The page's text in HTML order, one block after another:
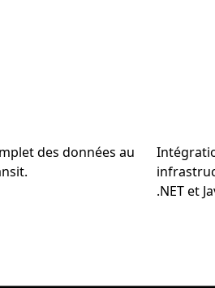
des données au
.NET et